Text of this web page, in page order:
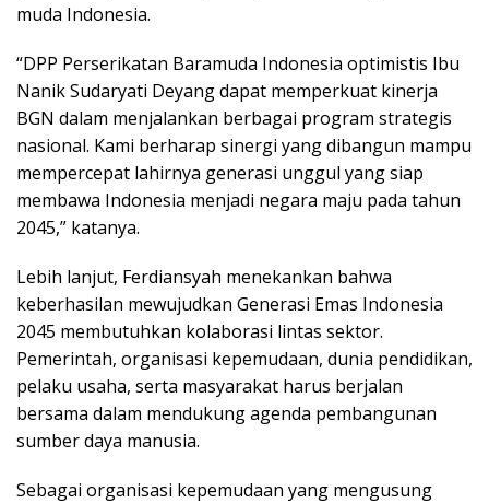
muda Indonesia.
“DPP Perserikatan Baramuda Indonesia optimistis Ibu
Nanik Sudaryati Deyang dapat memperkuat kinerja
BGN dalam menjalankan berbagai program strategis
nasional. Kami berharap sinergi yang dibangun mampu
mempercepat lahirnya generasi unggul yang siap
membawa Indonesia menjadi negara maju pada tahun
2045,” katanya.
Lebih lanjut, Ferdiansyah menekankan bahwa
keberhasilan mewujudkan Generasi Emas Indonesia
2045 membutuhkan kolaborasi lintas sektor.
Pemerintah, organisasi kepemudaan, dunia pendidikan,
pelaku usaha, serta masyarakat harus berjalan
bersama dalam mendukung agenda pembangunan
sumber daya manusia.
Sebagai organisasi kepemudaan yang mengusung